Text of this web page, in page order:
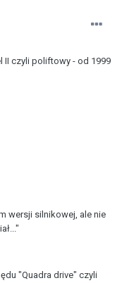
II czyli poliftowy - od 1999
wersji silnikowej, ale nie
"Quadra drive" czyli